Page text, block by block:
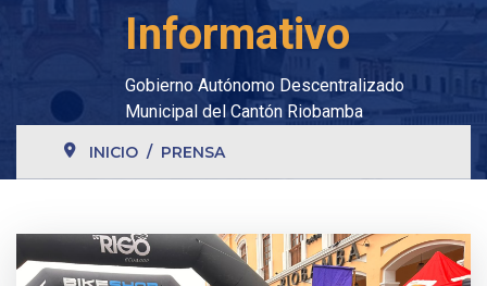
Informativo
Gobierno Autónomo Descentralizado
Municipal del Cantón Riobamba
INICIO PRENSA